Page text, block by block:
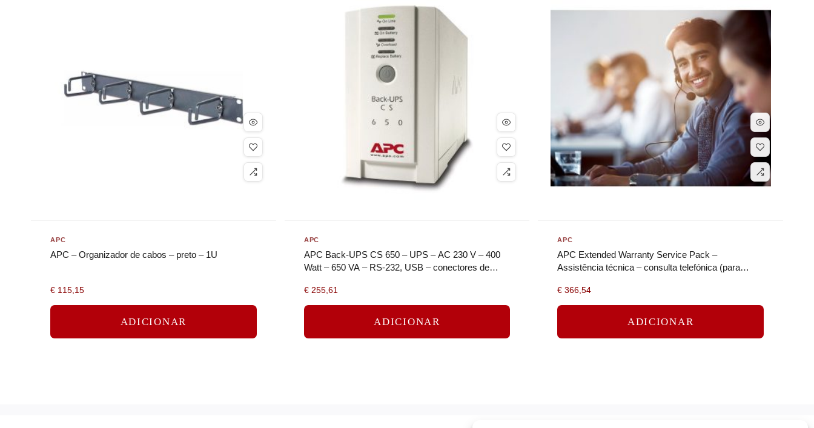
APC
APC – Organizador de cabos – preto – 1U
€ 115,15
ADICIONAR
APC
APC Back-UPS CS 650 – UPS – AC 230 V – 400
Watt – 650 VA – RS-232, USB – conectores de
€255,61
ADICIONAR
APC
APC Extended Warranty Service Pack –
Assistência técnica – consulta telefónica (para
€ 366,54
ADICIONAR